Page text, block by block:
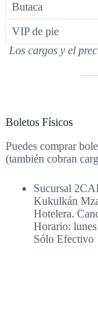
Butaca
VIP de pie
Los cargos y el
Boletos Físicos
Puedes comprar
(también cobran
Sucursal
Kukulkán
Hotelera.
Horario:
Sólo Efectivo